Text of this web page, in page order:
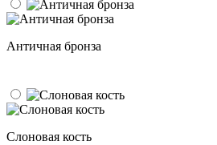
Античная бронза
Слоновая кость